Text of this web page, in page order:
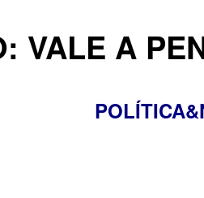
VALE A